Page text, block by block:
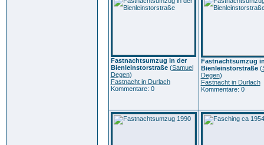
Fastnachtsumzug in der
Bienleinstorstraße(Samuel
Degen)
Fastnacht in Durlach
Kommentare: 0
Fastnachtsumzug
Bienleinstorstraße(
Degen)
Fastnacht in Durlach
Kommentare: 0